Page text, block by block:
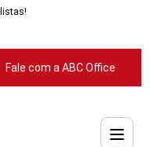
Fale com a ABC Office